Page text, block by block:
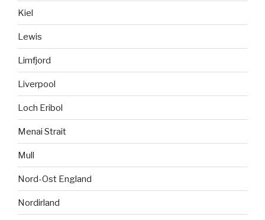
Kiel
Lewis
Limfjord
Liverpool
Loch Eribol
Menai Strait
Mull
Nord-Ost England
Nordirland